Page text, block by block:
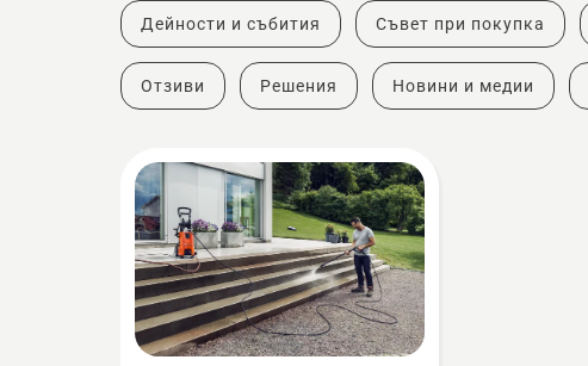
Дейности и събития Съвет при покупка
Отзиви Решения Новини и медии